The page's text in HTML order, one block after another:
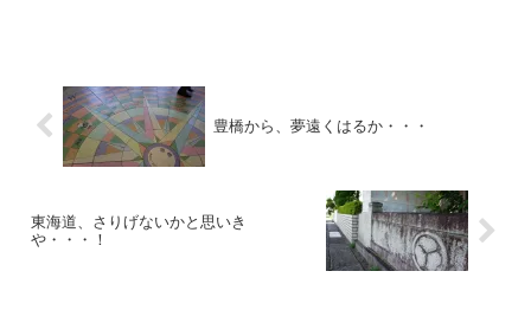
豊橋から、夢遠くはるか・・・
東海道、さりげないかと思いき
や・・・！